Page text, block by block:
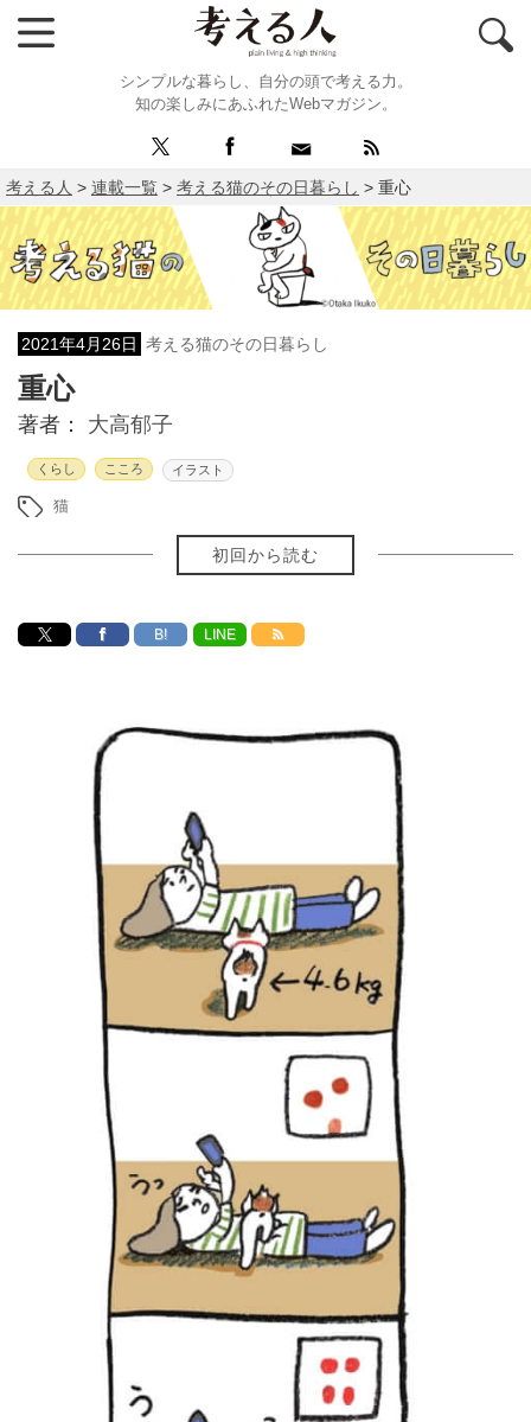
シンプルな暮らし、自分の頭で考える力。
知の楽しみにあふれたWebマガジン。
考える人 > 連載一覧 > 考える猫のその日暮らし > 重心
2021年4月26日 考える猫のその日暮らし
重心
著者： 大高郁子
くらし こころ イラスト
猫
初回から読む
B! LINE